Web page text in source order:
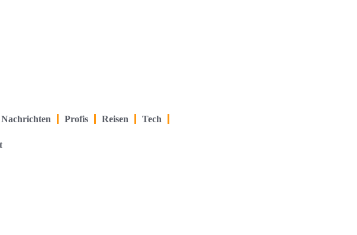
Nachrichten Profis Reisen Tech